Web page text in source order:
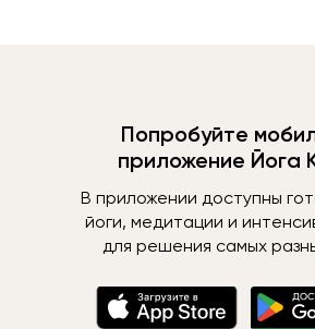
Попробуйте
приложение Йога
В приложении доступны
йоги, медитации и
для решения самых